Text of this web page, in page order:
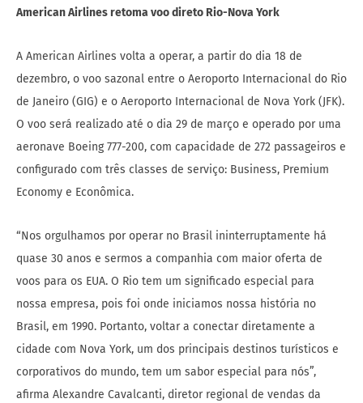
American Airlines retoma voo direto Rio-Nova York
A American Airlines volta a operar, a partir do dia 18 de
dezembro, o voo sazonal entre o Aeroporto Internacional do Rio
de Janeiro (GIG) e o Aeroporto Internacional de Nova York (JFK).
O voo será realizado até o dia 29 de março e operado por uma
aeronave Boeing 777-200, com capacidade de 272 passageiros e
configurado com três classes de serviço: Business, Premium
Economy e Econômica.
“Nos orgulhamos por operar no Brasil ininterruptamente há
quase 30 anos e sermos a companhia com maior oferta de
voos para os EUA. O Rio tem um significado especial para
nossa empresa, pois foi onde iniciamos nossa história no
Brasil, em 1990. Portanto, voltar a conectar diretamente a
cidade com Nova York, um dos principais destinos turísticos e
corporativos do mundo, tem um sabor especial para nós”,
afirma Alexandre Cavalcanti, diretor regional de vendas da